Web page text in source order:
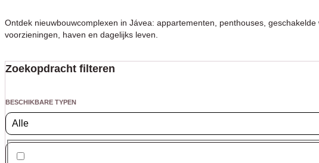
Ontdek nieuwbouwcomplexen in Jávea: appartementen, penthouses,
voorzieningen, haven en dagelijks leven.
Zoekopdracht filteren
BESCHIKBARE TYPEN
Alle